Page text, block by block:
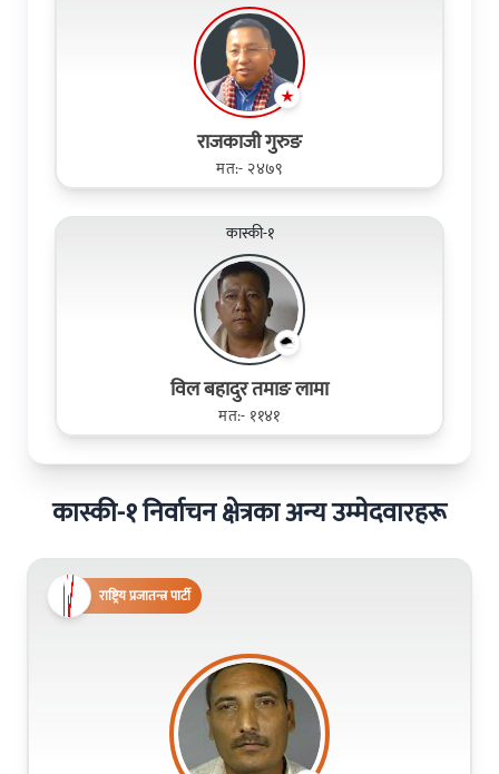
राजकाजी गुरुङ
मत:- २४७९
कास्की-१
विल बहादुर तमाङ लामा
मत:- ११४१
कास्की-१ निर्वाचन क्षेत्रका अन्य उम्मेदवारहरू
राष्ट्रिय प्रजातन्त्र पार्टी